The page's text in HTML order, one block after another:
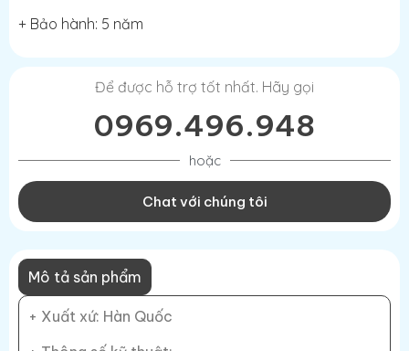
+ Bảo hành: 5 năm
Để được hỗ trợ tốt nhất. Hãy gọi
0969.496.948
hoặc
Chat với chúng tôi
Mô tả sản phẩm
+ Xuất xứ: Hàn Quốc